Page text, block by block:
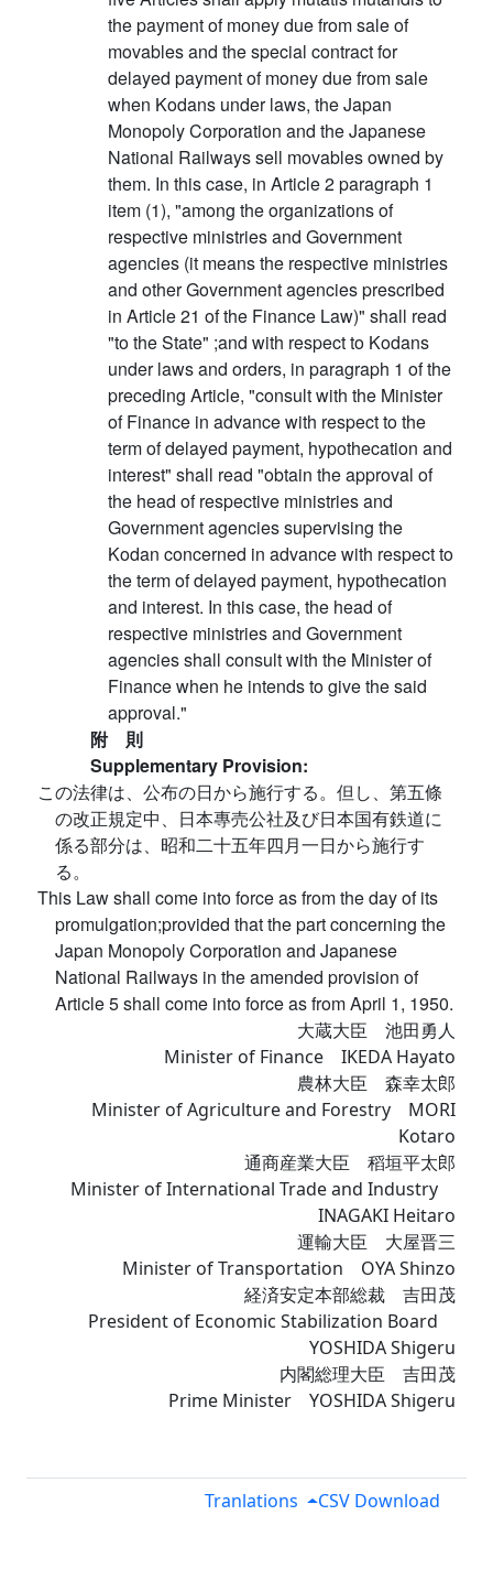
the payment of money due from sale of
movables and the special contract for
delayed payment of money due from sale
when Kodans under laws, the Japan
Monopoly Corporation and the Japanese
National Railways sell movables owned by
them. In this case, in Article 2 paragraph 1
item (1), "among the organizations of
respective ministries and Government
agencies (it means the respective ministries
and other Government agencies prescribed
in Article 21 of the Finance Law)" shall read
"to the State" ;and with respect to Kodans
under laws and orders, in paragraph 1 of the
preceding Article, "consult with the Minister
of Finance in advance with respect to the
term of delayed payment, hypothecation and
interest" shall read "obtain the approval of
the head of respective ministries and
Government agencies supervising the
Kodan concerned in advance with respect to
the term of delayed payment, hypothecation
and interest. In this case, the head of
respective ministries and Government
agencies shall consult with the Minister of
Finance when he intends to give the said
approval."
附 則
Supplementary Provision:
この法律は、公布の日から施行する。但し、第五條
の改正規定中、日本專売公社及び日本国有鉄道に
係る部分は、昭和二十五年四月一日から施行す
る。
This Law shall come into force as from the day of its
promulgation;provided that the part concerning the
Japan Monopoly Corporation and Japanese
National Railways in the amended provision of
Article 5 shall come into force as from April 1, 1950.
大蔵大臣 池田勇人
Minister of Finance IKEDA Hayato
農林大臣 森幸太郎
Minister of Agriculture and Forestry MORI
Kotaro
通商産業大臣 稻垣平太郎
Minister of International Trade and Industry
INAGAKI Heitaro
運輸大臣 大屋晋三
Minister of Transportation OYA Shinzo
経済安定本部総裁 吉田茂
President of Economic Stabilization Board
YOSHIDA Shigeru
内閣総理大臣 吉田茂
Prime Minister YOSHIDA Shigeru
Tranlations CSV Download